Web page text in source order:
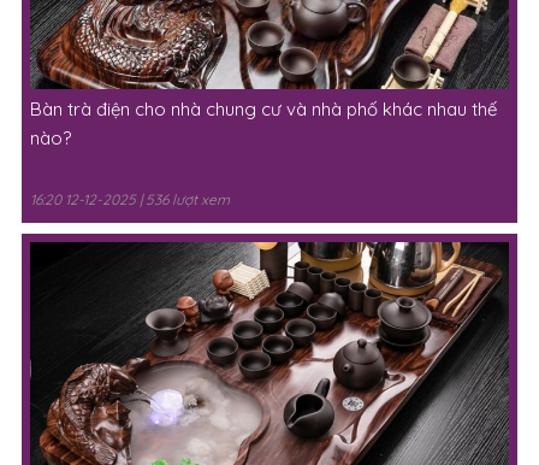
Bàn trà điện cho nhà chung cư và nhà phố khác nhau thế
nào?
16:20 12-12-2025 | 536 lượt xem